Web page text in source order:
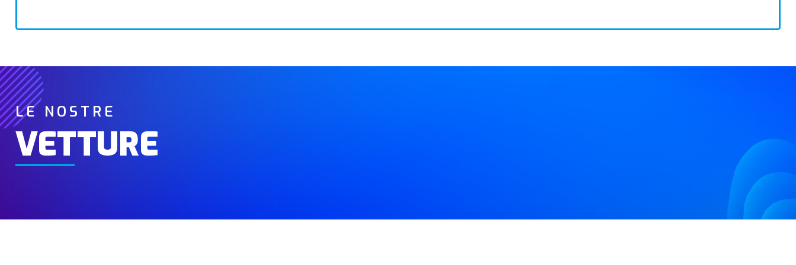
LE NOSTRE
VETTURE